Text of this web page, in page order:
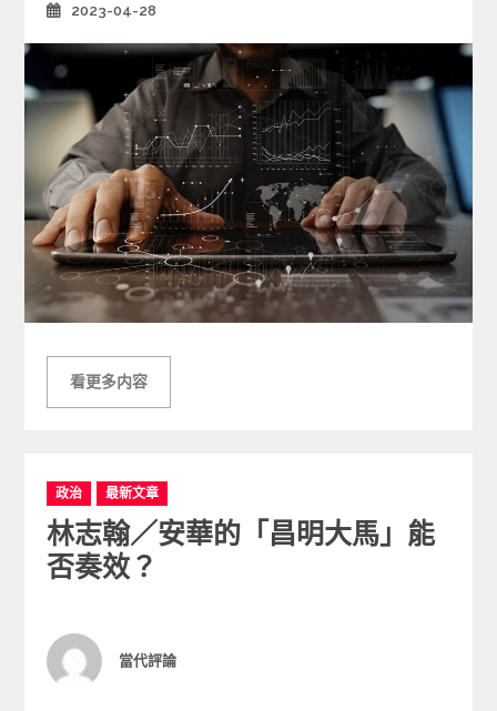
s
2023-04-28
看更多内容
C
a
t
e
g
i
e
政治 最新文章
林志翰／安華的「昌明大馬」能
否奏效？
Author
當代評論